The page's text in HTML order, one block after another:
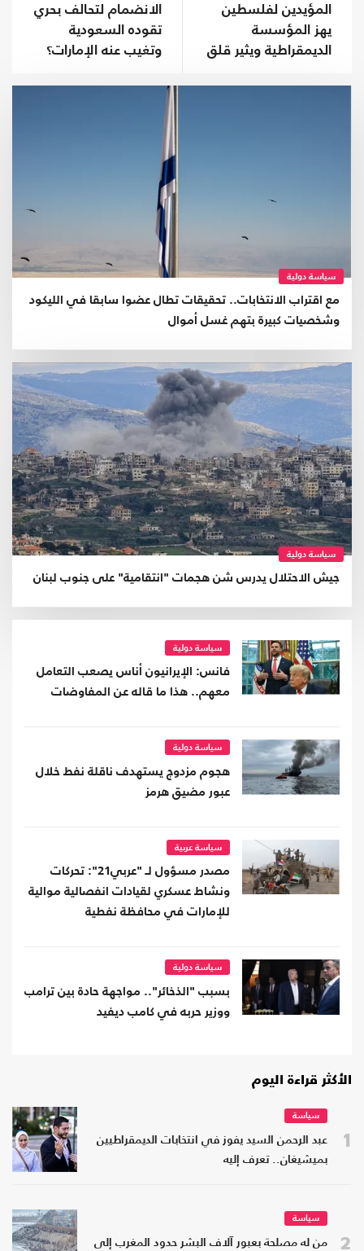
المؤيدين لفلسطين
يهز المؤسسة
الديمقراطية ويثير قلق
الانضمام لتحالف بحري
تقوده السعودية
وتغيب عنه الإمارات؟
سياسة دولية
مع اقتراب الانتخابات.. تحقيقات تطال عضوا سابقا في الليكود
وشخصيات كبيرة بتهم غسل أموال
سياسة دولية
جيش الاحتلال يدرس شن هجمات "انتقامية" على جنوب لبنان
سياسة دولية
فانس: الإيرانيون أناس يصعب التعامل
معهم.. هذا ما قاله عن المفاوضات
سياسة دولية
هجوم مزدوج يستهدف ناقلة نفط خلال
عبور مضيق هرمز
سياسة عربية
مصدر مسؤول لـ "عربي21": تحركات
ونشاط عسكري لقيادات انفصالية موالية
للإمارات في محافظة نفطية
سياسة دولية
بسبب "الذخائر".. مواجهة حادة بين ترامب
ووزير حربه في كامب ديفيد
الأكثر قراءة اليوم
1
سياسة
عبد الرحمن السيد يفوز في انتخابات الديمقراطيين
بميشيغان.. تعرف إليه
2
سياسة
من له مصلحة بعبور آلاف البشر حدود المغرب إلى